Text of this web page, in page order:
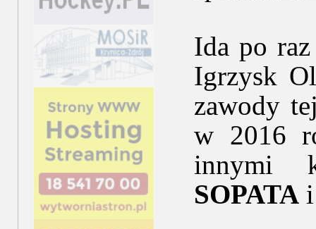
Ida po
Igrzysk
zawody
w 2016
innymi
SOPATA